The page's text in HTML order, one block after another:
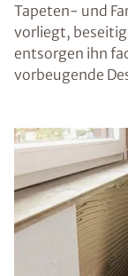
Tapeten- und
vorliegt,
entsorgen ihn
vorbeugende